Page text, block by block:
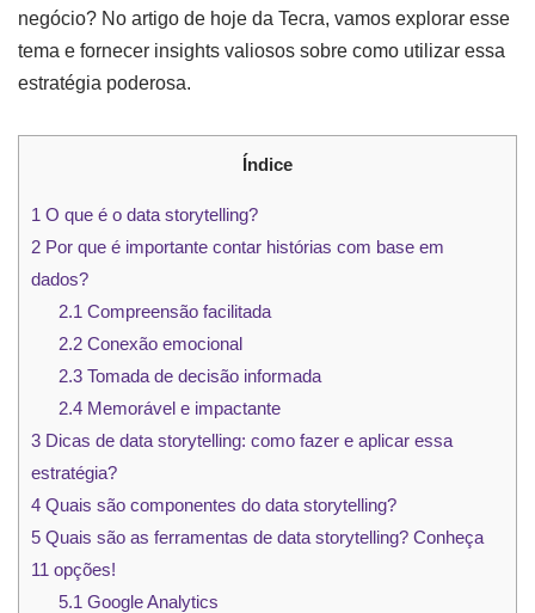
negócio? No artigo de hoje da Tecra, vamos explorar esse
tema e fornecer insights valiosos sobre como utilizar essa
estratégia poderosa.
Índice
1 O que é o data storytelling?
2 Por que é importante contar histórias com base em
dados?
2.1 Compreensão facilitada
2.2Conexão emocional
2.3Tomada de decisão informada
2.4Memorável e impactante
3 Dicas de data storytelling: como fazer e aplicar essa
estratégia?
4 Quais são componentes do data storytelling?
5 Quais são as ferramentas de data storytelling? Conheça
11 opções!
5.1 Google Analytics